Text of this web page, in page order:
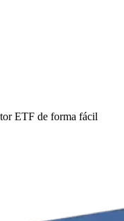
ETF de forma fácil